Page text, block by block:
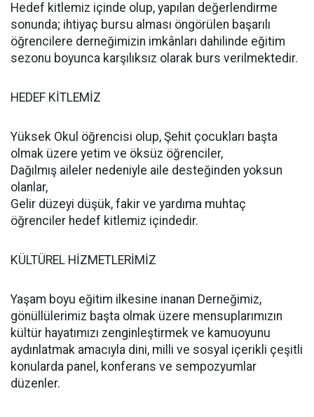
Hedef kitlemiz içinde olup, yapılan değerlendirme
sonunda; ihtiyaç bursu alması öngörülen başarılı
öğrencilere derneğimizin imkânları dahilinde eğitim
sezonu boyunca karşılıksız olarak burs verilmektedir.
HEDEF KİTLEMİZ
Yüksek Okul öğrencisi olup, Şehit çocukları başta
olmak üzere yetim ve öksüz öğrenciler,
Dağılmış aileler nedeniyle aile desteğinden yoksun
olanlar,
Gelir düzeyi düşük, fakir ve yardıma muhtaç
öğrenciler hedef kitlemiz içindedir.
KÜLTÜREL HİZMETLERİMİZ
Yaşam boyu eğitim ilkesine inanan Derneğimiz,
gönüllülerimiz başta olmak üzere mensuplarımızın
kültür hayatımızı zenginleştirmek ve kamuoyunu
aydınlatmak amacıyla dini, milli ve sosyal içerikli çeşitli
konularda panel, konferans ve sempozyumlar
düzenler.